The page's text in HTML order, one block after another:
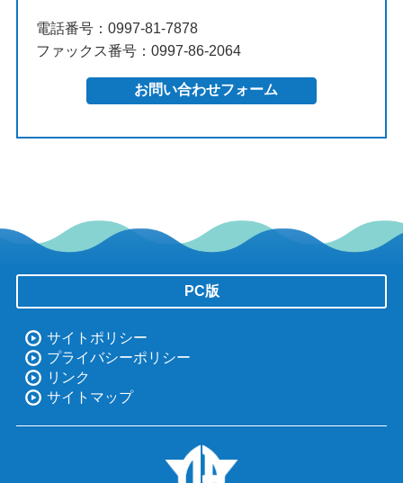
電話番号：0997-81-7878
ファックス番号：0997-86-2064
PC版
サイトポリシー
プライバシーポリシー
リンク
サイトマップ